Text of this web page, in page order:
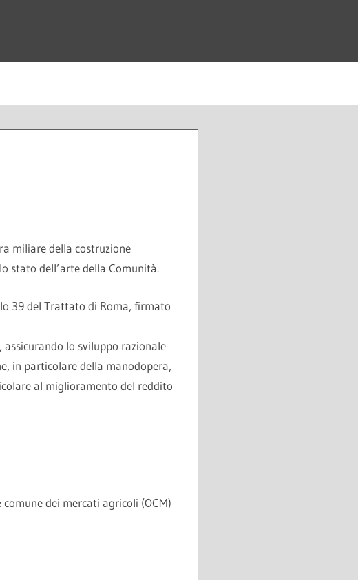
miliare della costruzione
stato dell’arte della Comunità.
39 del Trattato di Roma, firmato
lo sviluppo razionale
in particolare della manodopera,
al miglioramento del reddito
dei mercati agricoli (OCM)